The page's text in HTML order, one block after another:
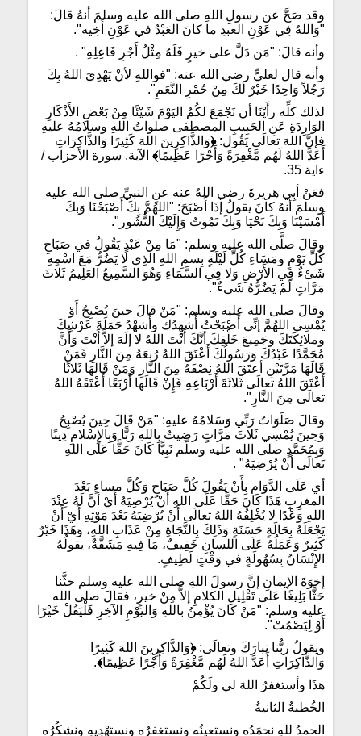
وقد صَحَّ عن رسولِ اللهِ صلى الله عليه وسلمَ أنهُ قالَ:
"وَاللهُ فِي عَوْنِ العبدِ ما كانَ العَبْدُ في عَوْنِ أَخِيه".
وأنه قالَ: "مَن دَلَّ على خيرٍ فَلَهُ مِثْلُ أَجْرِ فَاعِلِهِ" .
وأنه قال لعليٍّ رضي الله عنه: "فواللهِ لأنْ يَهْدِيَ اللهُ بِكَ
رَجُلاً وَاحِدًا خَيْرٌ لَكَ مِنْ حُمْرِ النَّعَمِ".
لذلك كلِّه رأَيْنَا أن نَجْمَعَ لكُمُ اليَوْمَ شَيْئًا مِنْ بَعْضِ الأَذْكَارِ
الوَارِدَةِ عَنِ الحَبِيبِ المصطفى صلواتُ اللهِ وسلامُهُ عليهِ
فإنَّ اللهَ تعالَى يَقُول:﴿وَالذَّاكِرِينَ اللهَ كَثِيرًا وَالذَّاكِرَاتِ
أَعَدَّ اللهُ لَهُم مَّغْفِرَةً وَأَجْرًا عَظِيمًا﴾ الآية. سورة الأحزاب /
ءاية 35.
فعَنْ أبِي هريرةَ رضي اللهُ عنه عنِ النبيِّ صلى الله عليه
وسلمَ أنهُ كانَ يقولُ إذَا أَصْبَحَ: "اللهُمَّ بِكَ أَصْبَحْنَا وَبِكَ
أَمْسَيْنَا وَبِكَ نَحْيَا وَبِكَ نَمُوتُ وَإِلَيْكَ النُّشُور".
وقالَ صلَّى الله عليه وسلم: "مَا مِنْ عَبْدٍ يَقُولُ في صَبَاحِ
كُلِّ يَوْمٍ ومَسَاءِ كُلِّ لَيْلَةٍ بِسمِ اللهِ الذِي لا يَضُرُّ مَعَ اسْمِهِ
شَىْءٌ فِي الأَرْضِ وَلا فِي السَّمَاءِ وَهُوَ السَّمِيعُ العَلِيمُ ثَلاثَ
مَرَّاتٍ لَمْ يَضُرُّهُ شَىءٌ".
وقالَ صلى الله عليه وسلم: "مَنْ قالَ حينَ يُصْبِحُ أَوْ
يُمْسِي اللهُمَّ إنِّي أَصْبَحْتُ أُشهِدُك وأُشهْدُ حَمَلَةَ عَرْشِكَ
وملائِكَتَكَ وجَمِيعَ خَلْقِكَ أنَّكَ أَنْتَ اللهُ لا إلَهَ إلاَّ أَنْتَ وَأَنَّ
مُحَمَّدًا عَبْدُكَ وَرَسُولُكَ أَعْتَقَ اللهُ رُبعَهُ مِنَ النَّارِ فَمَنْ
قَالَهَا مَرَّتَيْنِ أعتَقَ اللهُ نِصْفَهُ مِنَ النَّارِ وَمَنْ قَالهَا ثَلاثًا
أَعْتَقَ اللهُ تعالَى ثَلاثَةَ أَرْبَاعِهِ فَإِنْ قَالَها أَرْبَعًا أَعْتَقَهُ اللهُ
تعالَى مِنَ النَّارِ".
وقالَ صَلَوَاتُ رَبِّي وَسَلامُهُ عليهِ: "مَنْ قَالَ حِينَ يُصْبِحُ
وَحِينَ يُمْسِي ثَلاثَ مَرَّاتٍ رَضِيتُ بِاللهِ رَبًّا وَبِالإِسْلامِ دِينًا
وَبِمُحَمَّدٍ صلى الله عليه وسلّم نَبِيًّا كَانَ حَقًّا عَلَى اللهِ
تَعالَى أَنْ يُرْضِيَهُ" .
أي عَلَى الدَّوَامِ بِأَنْ يَقُولَ كُلَّ صَبَاحٍ وَكُلَّ مساءٍ بَعْدَ
المغرِبِ هَذَا كَانَ حَقًّا عَلَى اللهِ أَنْ يُرْضِيَهُ أَيْ أنَّ لَهُ عِنْدَ
اللهِ وَعْدًا لا يُخْلِفُهُ اللهُ تعالَى أَنْ يُرْضِيَهُ بَعْدَ مَوْتِهِ أَيْ أَنْ
يَجْعَلَهُ بِحَالَةٍ حَسَنَةٍ وَذَلِكَ بِالنَّجَاةِ مِنْ عَذَابِ اللهِ، وَهَذَا خَيْرٌ
كَثِيرٌ وَعَمَلُهُ عَلَى اللسانِ خَفِيفٌ، مَا فِيهِ مَشَقَّةٌ، يقولُهُ
الإِنْسَانُ بِسُهُولَةٍ في وَقْتٍ لَطِيفٍ.
إخوَةَ الإيمانِ إنَّ رسولَ اللهِ صلى الله عليه وسلم حثَّنا
حَثًّا بَلِيغًا عَلى تَقْلِيلِ الكلامِ إلاَّ مِنْ خيرٍ، فقالَ صلى الله
عليه وسلم: "مَنْ كَانَ يُؤْمِنُ باللهِ وَاليَوْمِ الآخِرِ فَلْيَقُلْ خَيْرًا
أَوْ لِيَصْمُتْ".
ويقولُ ربُّنا تبارَكَ وتعالَى:﴿وَالذَّاكِرِينَ اللهَ كَثِيرًا
وَالذَّاكِرَاتِ أَعَدَّ اللهُ لَهُم مَّغْفِرَةً وَأَجْرًا عَظِيمًا﴾.
هذَا وأستغفرُ اللهَ لي ولَكُمْ
الخُطبةُ الثانيةُ
الحمدُ للهِ نحمَدُه ونستعينُه ونستغفرُه ونستهْدِيهِ ونشكُرُه